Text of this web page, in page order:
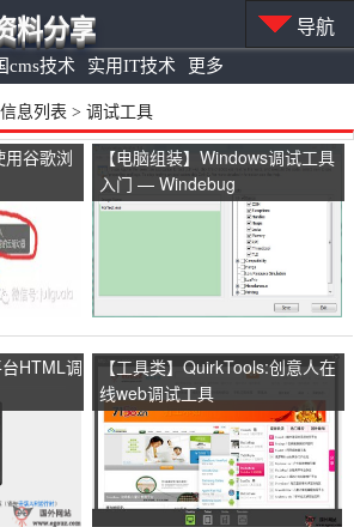
cms技术 实用IT技术 更多
料分享 导航
息列表 > 调试工具
用谷歌浏
【电脑组装】Windows调试工具
入门 — Windebug
台HTML调
【工具类】QuirkTools:创意人在
线web调试工具